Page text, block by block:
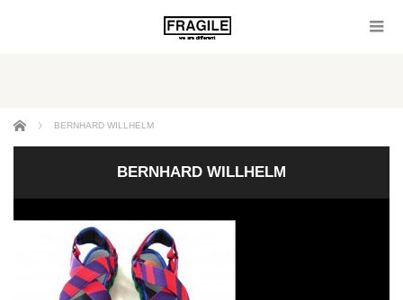
ホーム BERNHARD WILLHELM
BERNHARD WILLHELM